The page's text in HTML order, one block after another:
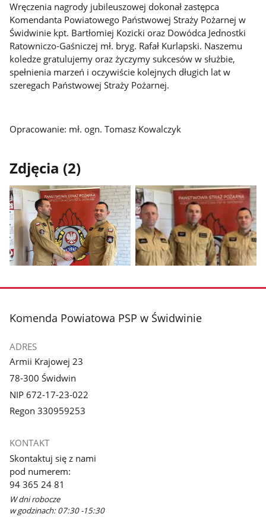
Wręczenia nagrody jubileuszowej dokonał zastępca
Komendanta Powiatowego Państwowej Straży Pożarnej w
Świdwinie kpt. Bartłomiej Kozicki oraz Dowódca Jednostki
Ratowniczo-Gaśniczej mł. bryg. Rafał Kurlapski. Naszemu
koledze gratulujemy oraz życzymy sukcesów w służbie,
spełnienia marzeń i oczywiście kolejnych długich lat w
szeregach Państwowej Straży Pożarnej.
Opracowanie: mł. ogn. Tomasz Kowalczyk
Zdjęcia (2)
zdjęcie
galerii.
zdjęcie
galerii.
stopka
Komenda Powiatowa PSP w Świdwinie
ADRES
Armii Krajowej 23
78-300 Świdwin
NIP 672-17-23-022
Regon 330959253
KONTAKT
Skontaktuj się z nami
pod numerem:
94 365 24 81
W dni robocze
w godzinach: 07:30 -15:30